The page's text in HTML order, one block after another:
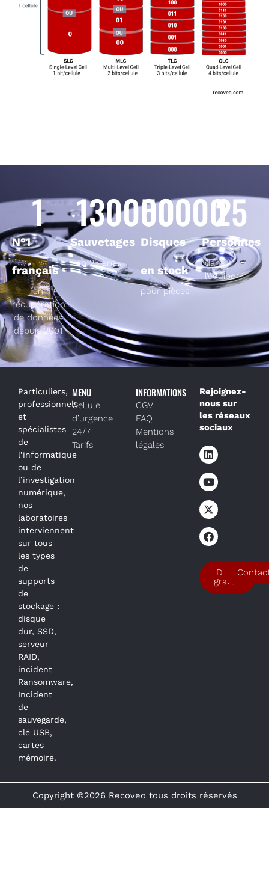
N°1
français
1
en
récupération
de données
depuis 2001
Sauvetages
130000
en 25 ans
Disques
en stock
50000
pour pièces
Personnes
25
dans
l’équipe
Particuliers,
professionnels
et
spécialistes
de
l’informatique
ou de
l’investigation
numérique,
nos
laboratoires
interviennent
sur tous
les types
de
supports
de
stockage :
disque
dur, SSD,
serveur
RAID,
incident
Ransomware,
Incident
de
sauvegarde,
clé USB,
cartes
mémoire.
MENU
Cellule
d’urgence
24/7
Tarifs
INFORMATIONS
CGV
FAQ
Mentions
légales
Rejoignez-
nous sur
les réseaux
sociaux
Devis
gratuit
Copyright ©2026 Recoveo tous droits réservés